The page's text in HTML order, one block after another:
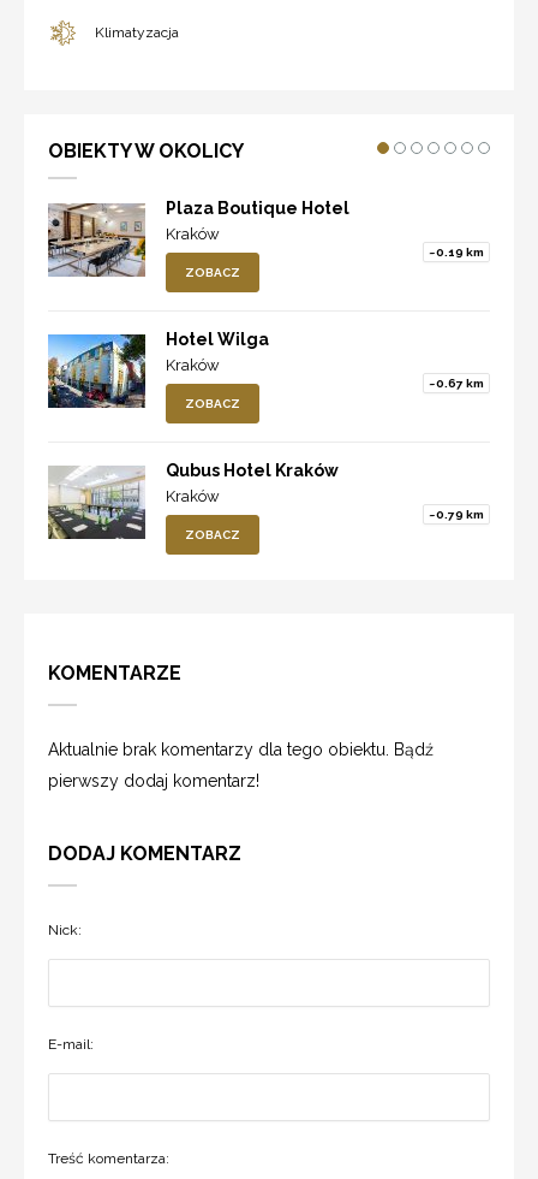
Klimatyzacja
OBIEKTY W OKOLICY
Plaza Boutique Hotel
Kraków
~0.19 km
ZOBACZ
Hotel Wilga
Kraków
~0.67 km
ZOBACZ
Qubus Hotel Kraków
Kraków
~0.79 km
ZOBACZ
KOMENTARZE
Aktualnie brak komentarzy dla tego obiektu. Bądź
pierwszy dodaj komentarz!
DODAJ KOMENTARZ
Nick:
E-mail:
Treść komentarza: